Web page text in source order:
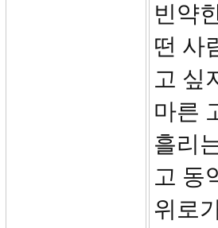
빈약
떤 사
고 싶
마른
흘리
고 동
위로